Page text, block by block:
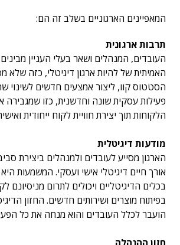
המאפיינים הארגוניים בשלב זה הם:
תרבות ארגונית
העובדים, המנהלים ושאר בעלי העניין
האמיתית של להיות ארגון דיגיטלי, כזה
הסטטוס קוו, ליצור אמצעים חדשים לשינוי
פעילות עסקית שונה וחדשנית, כזו
הלקוחות תוך יצירת חוויית לקוח ייחודית
מודעות דיגיטלית
הארגון מסייע לעובדים ולמנהלים ביצירת
אורך חיים דיגיטלי אישי ועסקי. המשמעות
בכלים הדיגיטליים ויכולים לתרום
בפיתוח מוצרים ושירותים חדשים. החזון
הועבר לכלל העובדים והוא מנחה את כל